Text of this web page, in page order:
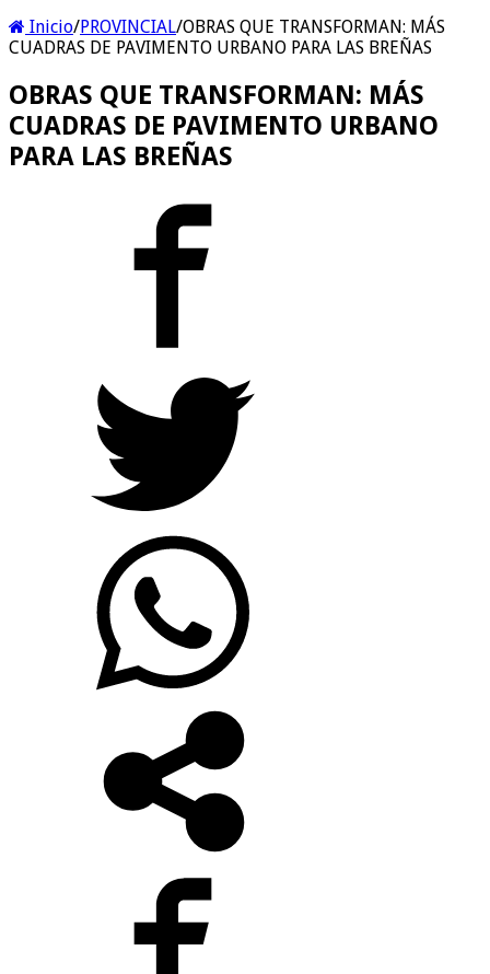
Inicio/PROVINCIAL/OBRAS QUE TRANSFORMAN: MÁS
CUADRAS DE PAVIMENTO URBANO PARA LAS BREÑAS
OBRAS QUE TRANSFORMAN: MÁS
CUADRAS DE PAVIMENTO URBANO
PARA LAS BREÑAS